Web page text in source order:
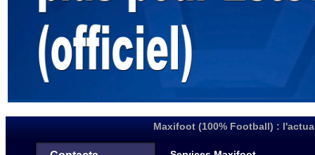
Maxifoot (100% Football) :